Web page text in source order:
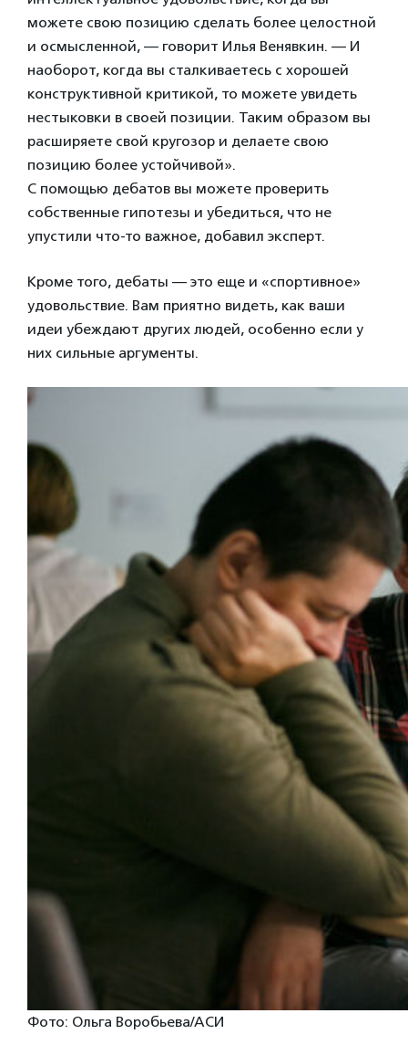
можете свою позицию сделать более целостной
и осмысленной, — говорит Илья Венявкин. — И
наоборот, когда вы сталкиваетесь с хорошей
конструктивной критикой, то можете увидеть
нестыковки в своей позиции. Таким образом вы
расширяете свой кругозор и делаете свою
позицию более устойчивой».
С помощью дебатов вы можете проверить
собственные гипотезы и убедиться, что не
упустили что-то важное, добавил эксперт.
Кроме того, дебаты — это еще и «спортивное»
удовольствие. Вам приятно видеть, как ваши
идеи убеждают других людей, особенно если у
них сильные аргументы.
Фото: Ольга Воробьева/АСИ